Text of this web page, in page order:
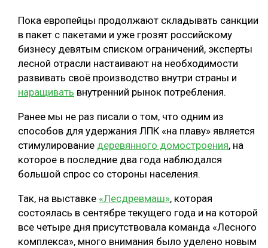
Пока европейцы продолжают складывать санкции
в пакет с пакетами и уже грозят российскому
бизнесу девятым списком ограничений, эксперты
лесной отрасли настаивают на необходимости
развивать своё производство внутри страны и
наращивать внутренний рынок потребления.
Ранее мы не раз писали о том, что одним из
способов для удержания ЛПК «на плаву» является
стимулирование деревянного домостроения, на
которое в последние два года наблюдался
большой спрос со стороны населения.
Так, на выставке «Лесдревмаш», которая
состоялась в сентябре текущего года и на которой
все четыре дня присутствовала команда «Лесного
комплекса», много внимания было уделено новым